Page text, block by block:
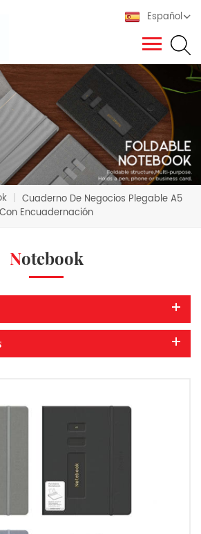
Español
| Cuaderno De Negocios Plegable A5
Con Encuadernación
Notebook